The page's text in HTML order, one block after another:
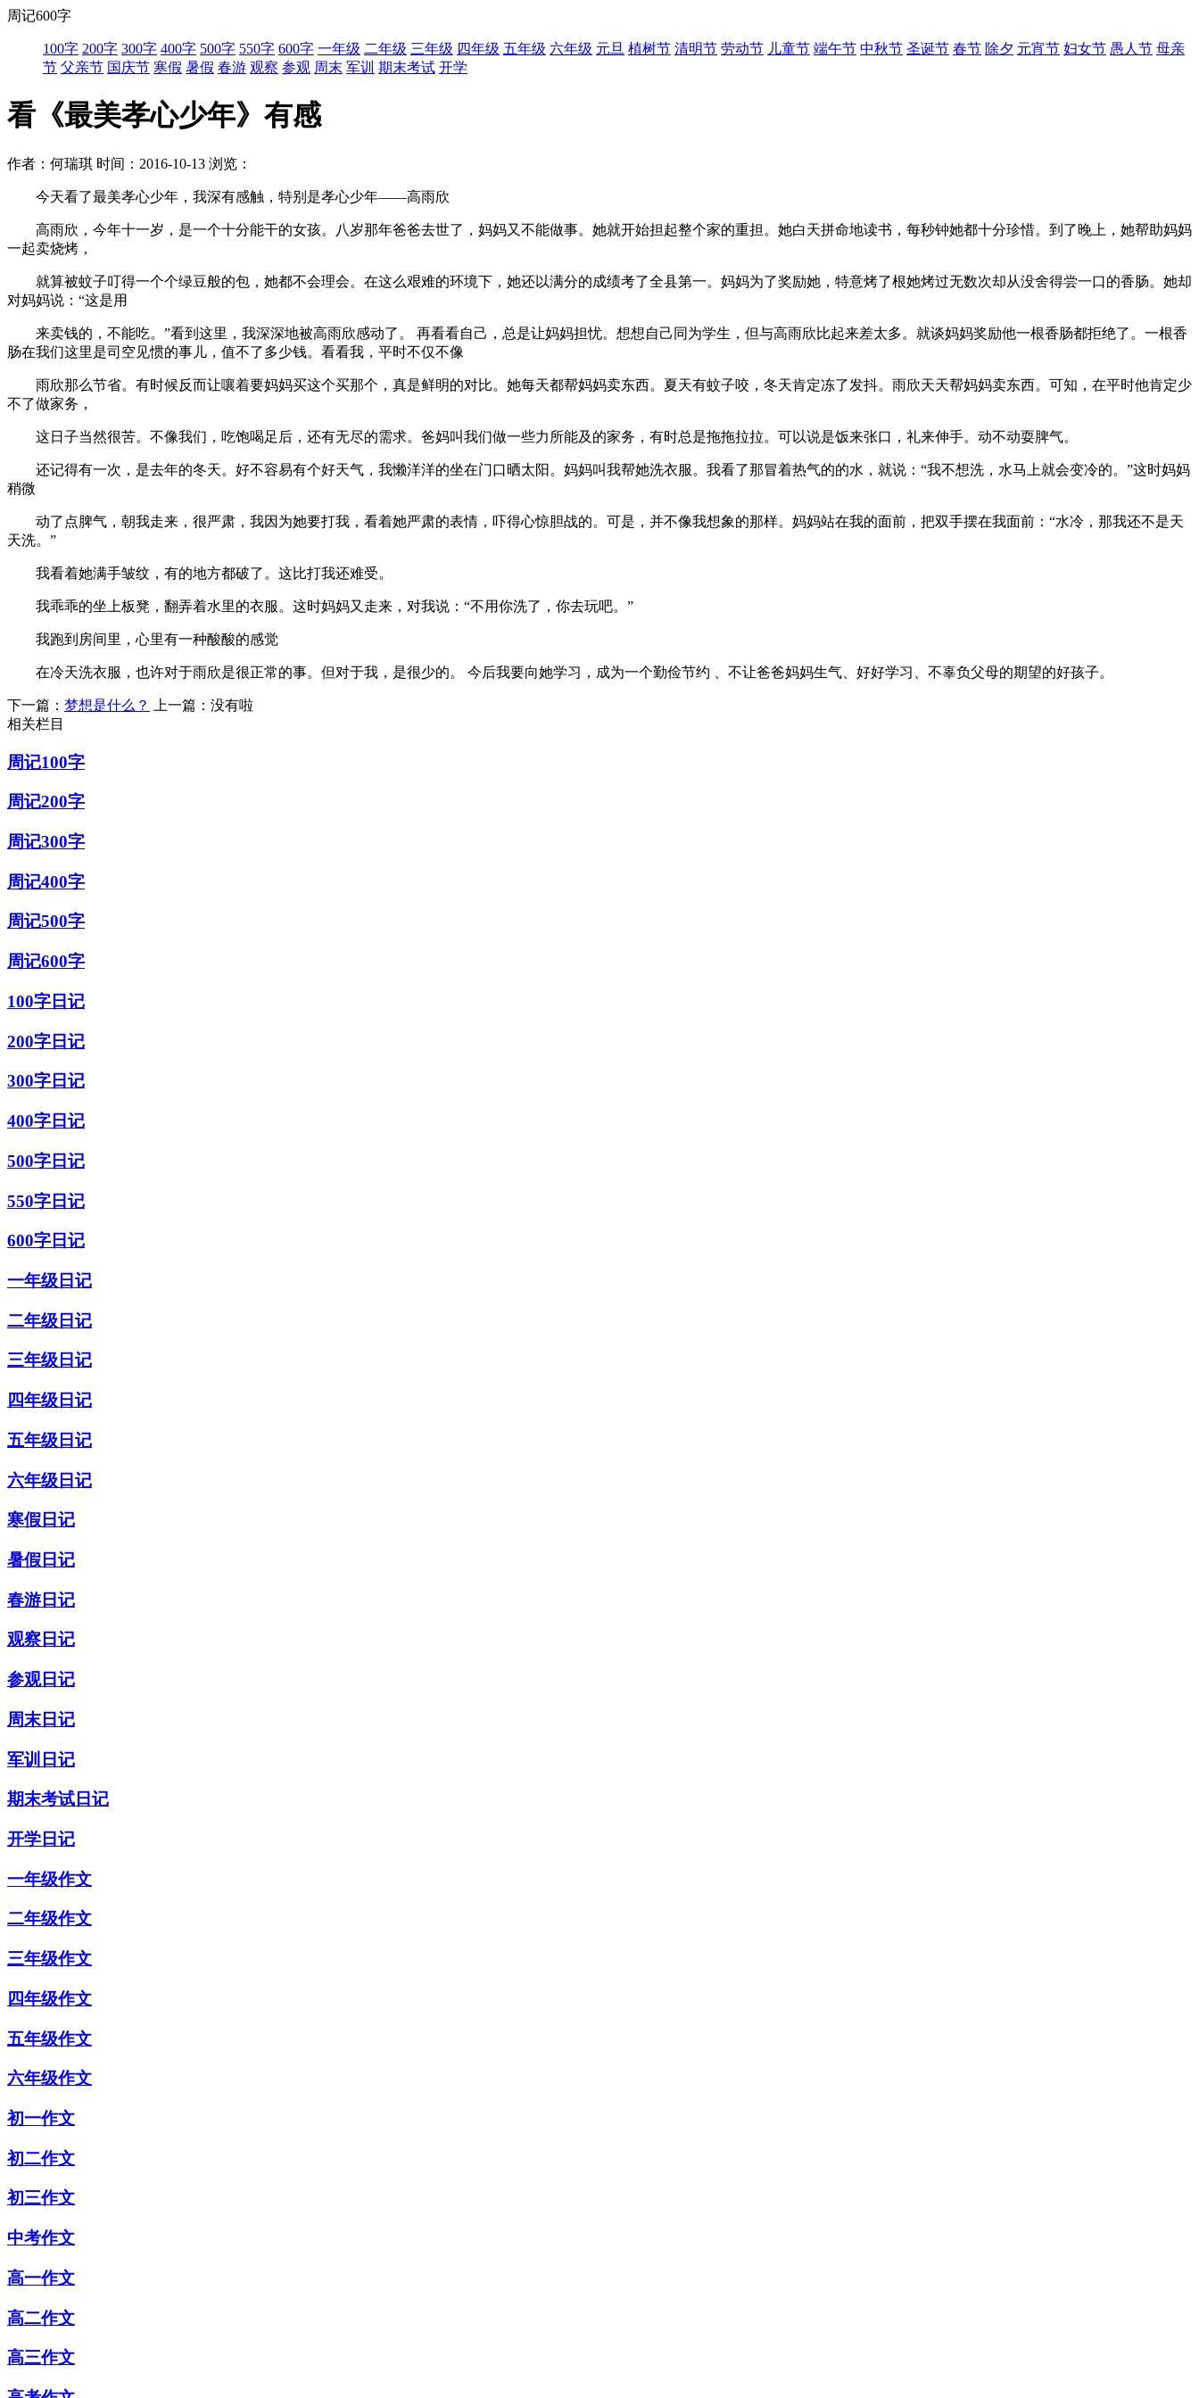
周记600字
100字 200字 300字 400字 500字 550字 600字 一年级 二年级 三年级 四年级 五年级 六年级 元旦 植树节 清明节 劳动节 儿童节 端午节 中秋节 圣诞节 春节 除夕 元宵节 妇女节 愚人节 母亲
节 父亲节 国庆节 寒假 暑假 春游 观察 参观 周末 军训 期末考试 开学
看《最美孝心少年》有感
作者：何瑞琪 时间：2016-10-13 浏览：
今天看了最美孝心少年，我深有感触，特别是孝心少年——高雨欣
高雨欣，今年十一岁，是一个十分能干的女孩。八岁那年爸爸去世了，妈妈又不能做事。她就开始担起整个家的重担。她白天拼命地读书，每秒钟她都十分珍惜。到了晚上，她帮助妈妈
一起卖烧烤，
就算被蚊子叮得一个个绿豆般的包，她都不会理会。在这么艰难的环境下，她还以满分的成绩考了全县第一。妈妈为了奖励她，特意烤了根她烤过无数次却从没舍得尝一口的香肠。她却
对妈妈说：“这是用
来卖钱的，不能吃。”看到这里，我深深地被高雨欣感动了。 再看看自己，总是让妈妈担忧。想想自己同为学生，但与高雨欣比起来差太多。就谈妈妈奖励他一根香肠都拒绝了。一根香
肠在我们这里是司空见惯的事儿，值不了多少钱。看看我，平时不仅不像
雨欣那么节省。有时候反而让嚷着要妈妈买这个买那个，真是鲜明的对比。她每天都帮妈妈卖东西。夏天有蚊子咬，冬天肯定冻了发抖。雨欣天天帮妈妈卖东西。可知，在平时他肯定少
不了做家务，
这日子当然很苦。不像我们，吃饱喝足后，还有无尽的需求。爸妈叫我们做一些力所能及的家务，有时总是拖拖拉拉。可以说是饭来张口，礼来伸手。动不动耍脾气。
还记得有一次，是去年的冬天。好不容易有个好天气，我懒洋洋的坐在门口晒太阳。妈妈叫我帮她洗衣服。我看了那冒着热气的的水，就说：“我不想洗，水马上就会变冷的。”这时妈妈
稍微
动了点脾气，朝我走来，很严肃，我因为她要打我，看着她严肃的表情，吓得心惊胆战的。可是，并不像我想象的那样。妈妈站在我的面前，把双手摆在我面前：“水冷，那我还不是天
天洗。”
我看着她满手皱纹，有的地方都破了。这比打我还难受。
我乖乖的坐上板凳，翻弄着水里的衣服。这时妈妈又走来，对我说：“不用你洗了，你去玩吧。”
我跑到房间里，心里有一种酸酸的感觉
在冷天洗衣服，也许对于雨欣是很正常的事。但对于我，是很少的。 今后我要向她学习，成为一个勤俭节约 、不让爸爸妈妈生气、好好学习、不辜负父母的期望的好孩子。
下一篇： 梦想是什么？ 上一篇： 没有啦
相关栏目
周记100字
周记200字
周记300字
周记400字
周记500字
周记600字
100字日记
200字日记
300字日记
400字日记
500字日记
550字日记
600字日记
一年级日记
二年级日记
三年级日记
四年级日记
五年级日记
六年级日记
寒假日记
暑假日记
春游日记
观察日记
参观日记
周末日记
军训日记
期末考试日记
开学日记
一年级作文
二年级作文
三年级作文
四年级作文
五年级作文
六年级作文
初一作文
初二作文
初三作文
中考作文
高一作文
高二作文
高三作文